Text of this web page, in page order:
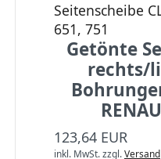
Seitenscheibe
651, 751
Getönte
rechts/
123,64 EUR
inkl. MwSt.zzgl.Versand